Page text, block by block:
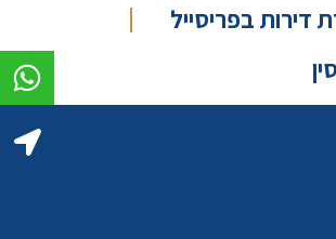
דירות בפריסייל